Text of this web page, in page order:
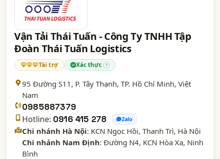
Vận Tải Thái Tuấn - Công Ty TNHH Tập
Đoàn Thái Tuấn Logistics
Tài trợ Xác thực ?
95 Đường S11, P. Tây Thạnh, TP. Hồ Chí Minh, Việt
Nam
0985887379
Hotline: 0916 415 278 Zalo
Chi nhánh Hà Nội: KCN Ngọc Hồi, Thanh Trì, Hà Nội
Chi nhánh Nam Định: Đường N4, KCN Hòa Xa, Ninh
Bình